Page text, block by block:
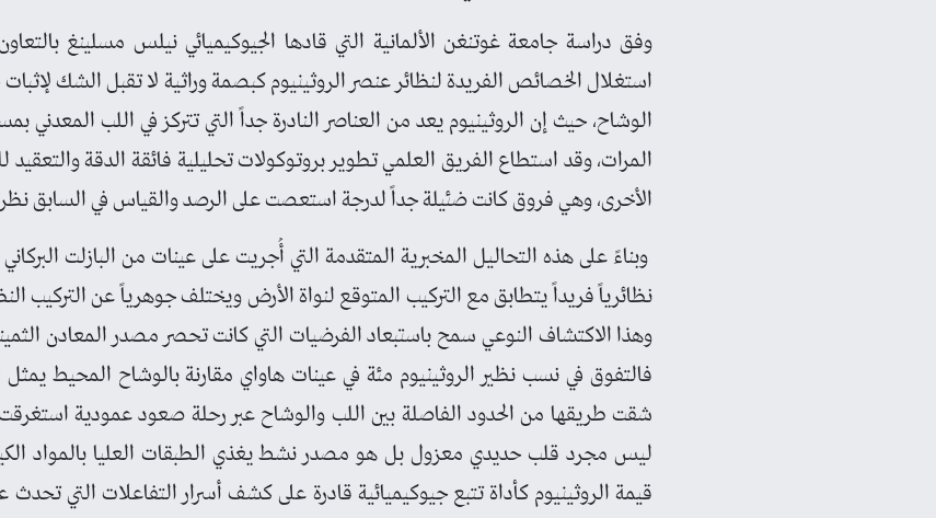
وفق دراسة جامعة غوتنغن الألمانية التي قادها الجيوكيميائي نيلس مسلينغ
استغلال الخصائص الفريدة لنظائر عنصر الروثينيوم كبصمة وراثية لا تقبل الشك
الوشاح، حيث إن الروثينيوم يعد من العناصر النادرة جداً التي تتركز في اللب المعدني
المرات، وقد استطاع الفريق العلمي تطوير بروتوكولات تحليلية فائقة الدقة والتعقيد
الأخرى، وهي فروق كانت ضئيلة جداً لدرجة استعصت على الرصد والقياس في السابق نظراً
وبناءً على هذه التحاليل المخبرية المتقدمة التي أُجريت على عينات من البازلت
نظائرياً فريداً يتطابق مع التركيب المتوقع لنواة الأرض ويختلف جوهرياً عن التركيب
وهذا الاكتشاف النوعي سمح باستبعاد الفرضيات التي كانت تحصر مصدر المعادن
فالتفوق في نسب نظير الروثينيوم مئة في عينات هاواي مقارنة بالوشاح المحيط
شقت طريقها من الحدود الفاصلة بين اللب والوشاح عبر رحلة صعود عمودية استغرقت
ليس مجرد قلب حديدي معزول بل هو مصدر نشط يغذي الطبقات العليا بالمواد
قيمة الروثينيوم كأداة تتبع جيوكيميائية قادرة على كشف أسرار التفاعلات التي